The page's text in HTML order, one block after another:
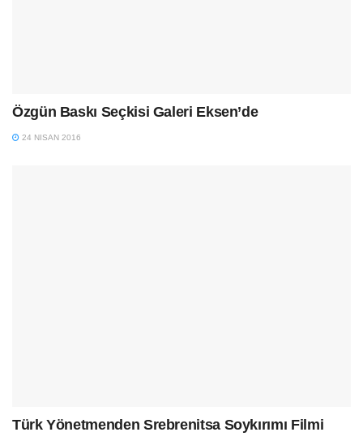
Özgün Baskı Seçkisi Galeri Eksen’de
24 NISAN 2016
Türk Yönetmenden Srebrenitsa Soykırımı Filmi